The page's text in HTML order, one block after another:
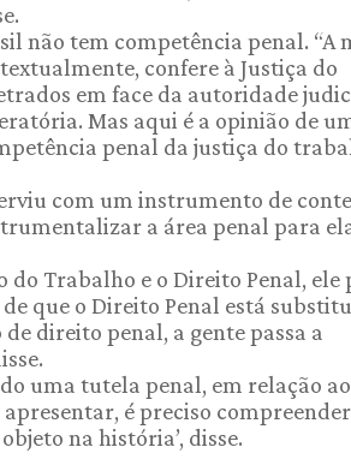
não tem competência penal. “A
confere à Justiça do
em face da autoridade
Mas aqui é a opinião de
penal da justiça do
com um instrumento de
a área penal para
do Trabalho e o Direito Penal, ele
que o Direito Penal está
direito penal, a gente passa a
uma tutela penal, em relação
é preciso
na história’, disse.